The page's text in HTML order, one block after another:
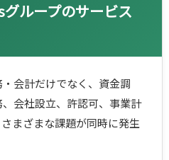
ループのサービス
会計だけでなく、資金調
会社設立、許認可、事業計
まざまな課題が同時に発生